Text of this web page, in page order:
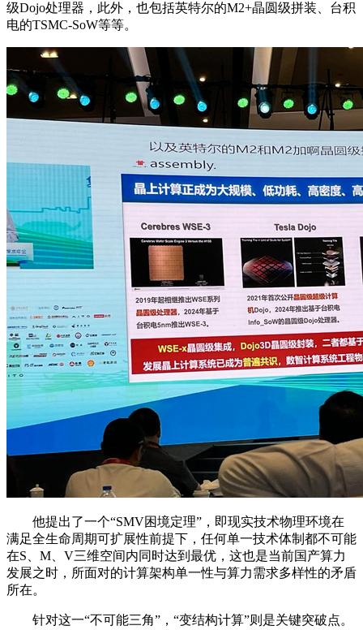
级Dojo处理器，此外，也包括英特尔的M2+晶圆级拼装、台积
电的TSMC-SoW等等。
他提出了一个“SMV困境定理”，即现实技术物理环境在
满足全生命周期可扩展性前提下，任何单一技术体制都不可能
在S、M、V三维空间内同时达到最优，这也是当前国产算力
发展之时，所面对的计算架构单一性与算力需求多样性的矛盾
所在。
针对这一“不可能三角”，“变结构计算”则是关键突破点。